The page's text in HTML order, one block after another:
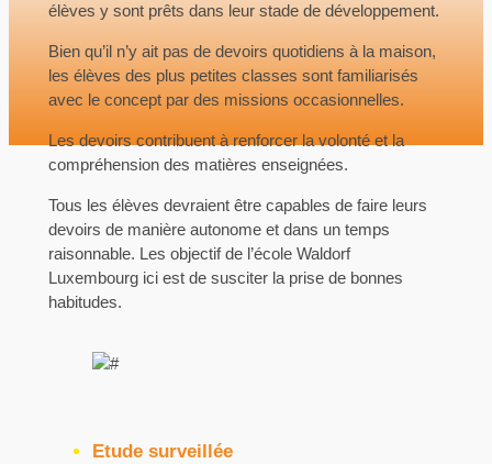
élèves y sont prêts dans leur stade de développement.
Bien qu’il n’y ait pas de devoirs quotidiens à la maison,
les élèves des plus petites classes sont familiarisés
avec le concept par des missions occasionnelles.
Les devoirs contribuent à renforcer la volonté et la
compréhension des matières enseignées.
Tous les élèves devraient être capables de faire leurs
devoirs de manière autonome et dans un temps
raisonnable. Les objectif de l’école Waldorf
Luxembourg ici est de susciter la prise de bonnes
habitudes.
Etude surveillée